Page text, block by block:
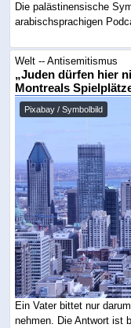
Die palästinensische
arabischsprachigen
Welt -- Antisemitismus
„Juden dürfen hier
Montreals
Pixabay / Symbolbild
Ein Vater bittet nur
nehmen. Die Antwort ist